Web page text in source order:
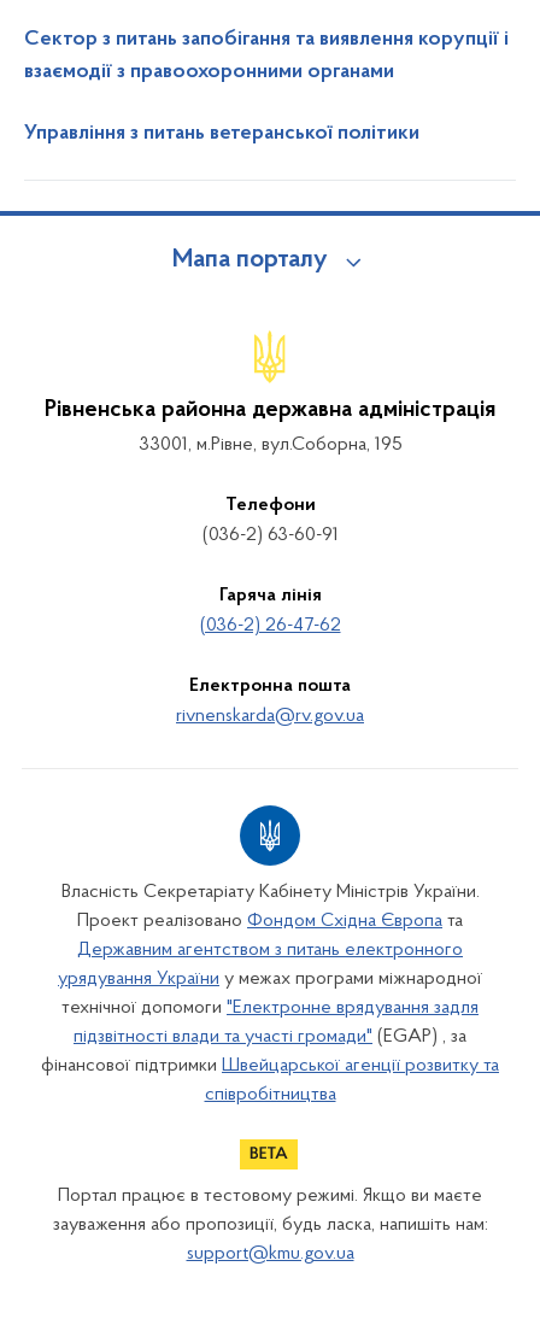
Сектор з питань запобігання та виявлення корупції і
взаємодії з правоохоронними органами
Управління з питань ветеранської політики
Мапа порталу
Рівненська районна державна адміністрація
33001, м.Рівне, вул.Соборна, 195
Телефони
(036-2) 63-60-91
Гаряча лінія
(036-2) 26-47-62
Електронна пошта
rivnenskarda@rv.gov.ua
Власність Секретаріату Кабінету Міністрів України.
Проект реалізовано Фондом Східна Європа та
Державним агентством з питань електронного
урядування України у межах програми міжнародної
технічної допомоги "Електронне врядування задля
підзвітності влади та участі громади" (EGAP) , за
фінансової підтримки Швейцарської агенції розвитку та
співробітництва
Портал працює в тестовому режимі. Якщо ви маєте
зауваження або пропозиції, будь ласка, напишіть нам:
support@kmu.gov.ua